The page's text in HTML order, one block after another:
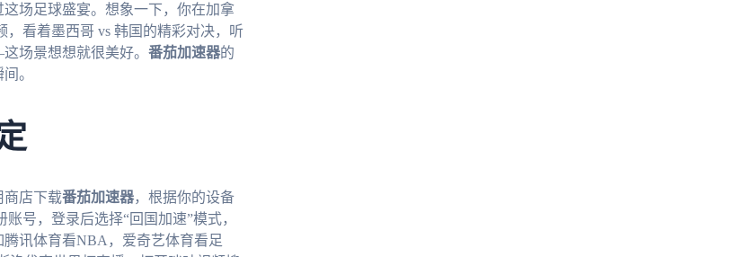
场足球盛宴。想象一下，你在加拿
看着墨西哥 vs 韩国的精彩对决，听
场景想想就很美好。 番茄加速器的
。
商店下载番茄加速器，根据你的设备
号，登录后选择“回国加速”模式，
讯体育看NBA，爱奇艺体育看足